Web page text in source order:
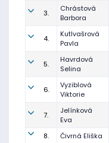
3.
Chrástová
Barbora
4.
Kutlvašrová
Pavla
5.
Havrdová
Selina
6.
Vyziblová
Viktorie
7.
Jelínková
Eva
8. Čivrná Eliška